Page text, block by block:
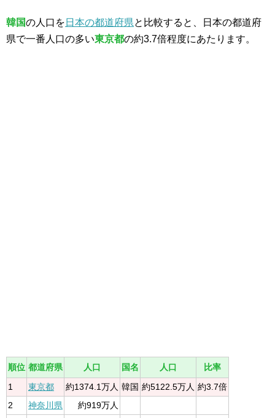
韓国の人口を 日本の都道府県と比較すると、日本の都道府
県で一番人口の多い東京都の約3.7倍程度にあたります。
順位 都道府県 人口 国名 人口
比率
1
東京都 約1374.1万人 韓国 約5122.5万人 約3.7倍
2
神奈川県
約919万人